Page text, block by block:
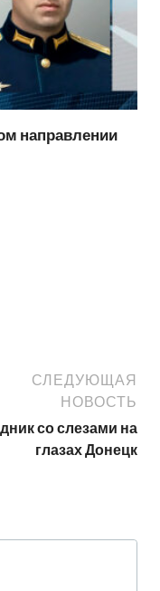
направлении
СЛЕДУЮЩАЯ
НОВОСТЬ
со слезами на
глазах Донецк